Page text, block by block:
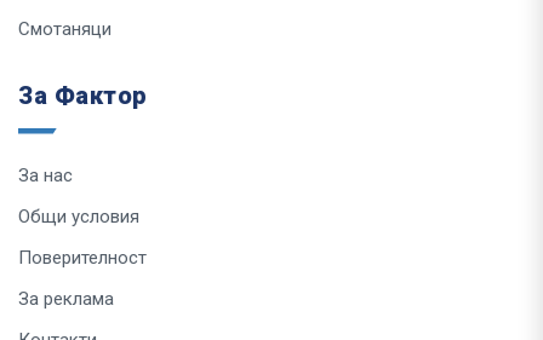
Смотаняци
За Фактор
За нас
Общи условия
Поверителност
За реклама